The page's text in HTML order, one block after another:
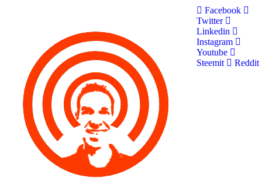
Facebook
Twitter
Linkedin
Instagram
Youtube
Steemit
Reddit